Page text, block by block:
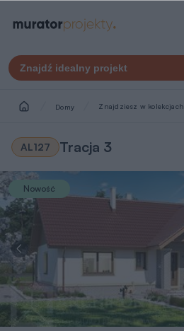
Znajdź idealny projekt
Domy Znajdziesz w kolekcjach
AL127 Tracja 3
Nowość